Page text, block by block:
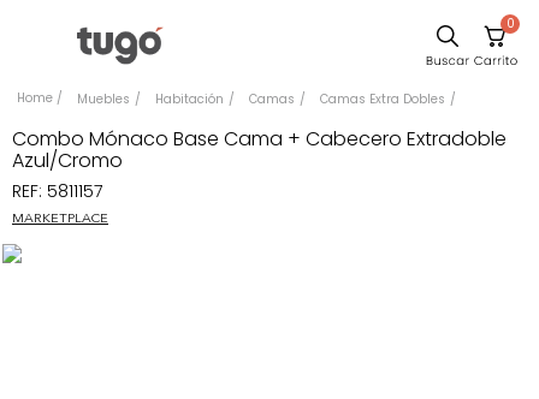
0
Muebles Habitación Camas Camas Extra Dobles
Combo Mónaco Base Cama + Cabecero Extradoble
Azul/Cromo
REF: 5811157
MARKETPLACE
Comedor
Escritorio
Silla